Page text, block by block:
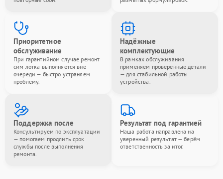
Приоритетное
обслуживание
При гарантийном случае ремонт
сим лотка выполняется вне
очереди — быстро устраняем
проблему.
Надёжные
комплектующие
В рамках обслуживания
применяем проверенные детали
— для стабильной работы
устройства.
Поддержка после
Консультируем по эксплуатации
— помогаем продлить срок
службы после выполнения
ремонта.
Результат под гарантией
Наша работа направлена на
уверенный результат — берём
ответственность за итог.